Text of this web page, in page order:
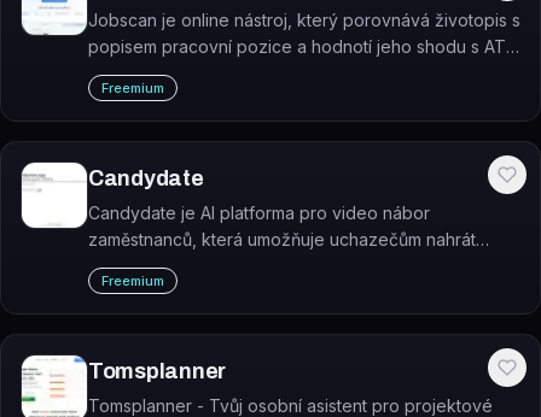
Jobscan je online nástroj, který porovnává životopis s
popisem pracovní pozice a hodnotí jeho shodu s ATS
(systémy pro sledování uchazečů).
Freemium
Candydate
Candydate je AI platforma pro video nábor
zaměstnanců, která umožňuje uchazečům nahrát
krátké video-pitch a automaticky je hodnotí a řadí
podle vhodnosti pro roli.
Freemium
Tomsplanner
Tomsplanner - Tvůj osobní asistent pro projektové